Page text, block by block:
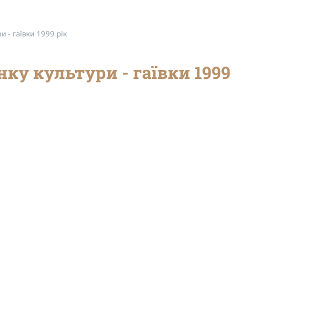
- гаївки 1999 рік
культури - гаївки 1999